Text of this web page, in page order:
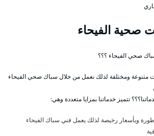
صحية الفيحاء
صحي الفيحاء ؟؟؟
ومختلفة لذلك نعمل من خلال سباك صحي الفيحاء
تتميز خدماتنا بمزايا متعددة وهي:
وبأسعار رخيصة لذلك يعمل فني سباك الفيحاء